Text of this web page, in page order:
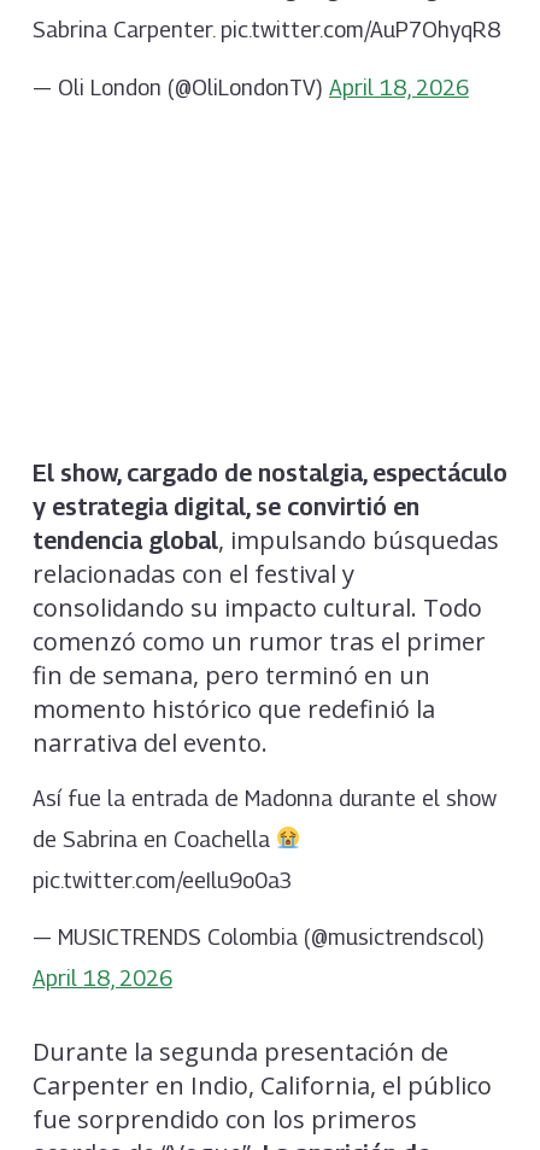
Sabrina Carpenter. pic.twitter.com/AuP7OhyqR8
— Oli London (@OliLondonTV) April 18, 2026
El show, cargado de nostalgia, espectáculo
y estrategia digital, se convirtió en
tendencia global, impulsando búsquedas
relacionadas con el festival y
consolidando su impacto cultural. Todo
comenzó como un rumor tras el primer
fin de semana, pero terminó en un
momento histórico que redefinió la
narrativa del evento.
Así fue la entrada de Madonna durante el show
de Sabrina en Coachella
pic.twitter.com/eeIlu9o0a3
— MUSICTRENDS Colombia (@musictrendscol)
April 18, 2026
Durante la segunda presentación de
Carpenter en Indio, California, el público
fue sorprendido con los primeros